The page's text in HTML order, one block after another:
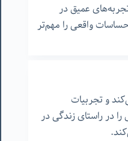
عمیق در
واقعی را مهم‌تر
و تجربیات
در راستای زندگی در